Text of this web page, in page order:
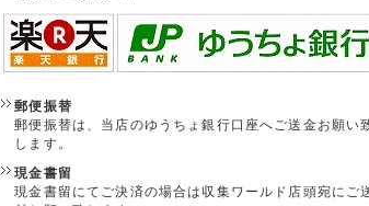
郵便振替
郵便振替は、当店のゆうちょ銀行口座へご送金お願い
します。
現金書留
現金書留にてご決済の場合は収集ワールド店頭宛にご